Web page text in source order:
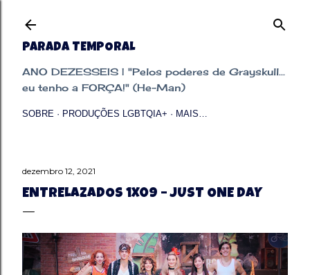
PARADA TEMPORAL
ANO DEZESSEIS | "Pelos poderes de Grayskull...
eu tenho a FORÇA!" (He-Man)
SOBRE PRODUÇÕES LGBTQIA+ MAIS…
dezembro 12, 2021
ENTRELAZADOS 1X09 – JUST ONE DAY